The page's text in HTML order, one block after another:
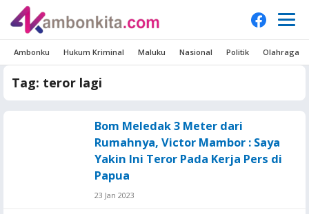
Ambonku Hukum Kriminal Maluku Nasional Politik Olahraga
Tag: teror lagi
Bom Meledak 3 Meter dari
Rumahnya, Victor Mambor : Saya
Yakin Ini Teror Pada Kerja Pers di
Papua
23 Jan 2023